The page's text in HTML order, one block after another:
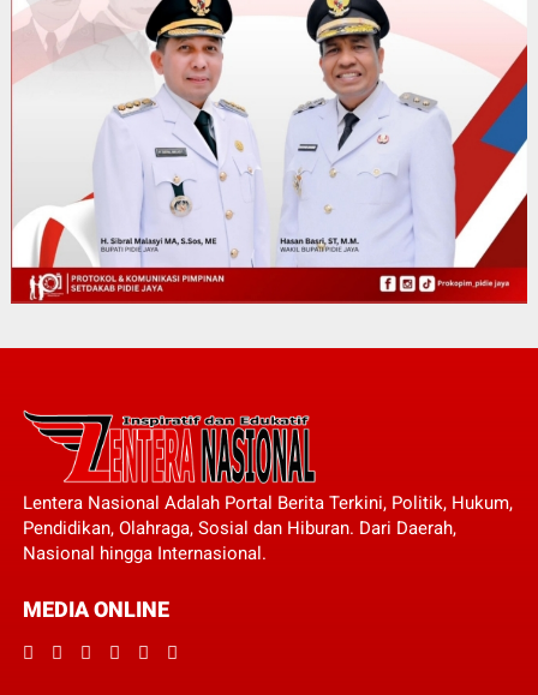
Lentera Nasional Adalah Portal Berita Terkini, Politik, Hukum,
Pendidikan, Olahraga, Sosial dan Hiburan. Dari Daerah,
Nasional hingga Internasional.
MEDIA ONLINE